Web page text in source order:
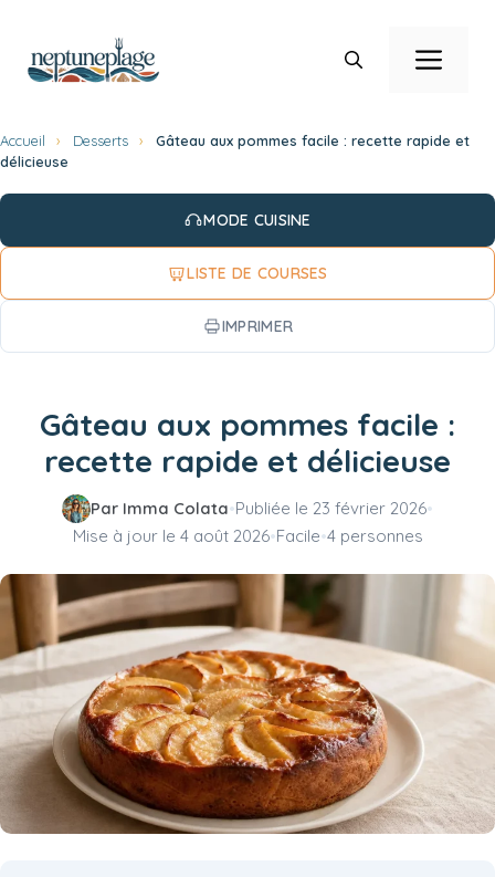
contenu
Accueil › Desserts ›
Gâteau aux pommes facile : recette rapide et
délicieuse
Gâteau aux pommes facile :
recette rapide et délicieuse
MODE CUISINE
LISTE DE COURSES
IMPRIMER
Par Imma Colata•Publiée le 23 février 2026•
Mise à jour le 4 août 2026•Facile•4 personnes